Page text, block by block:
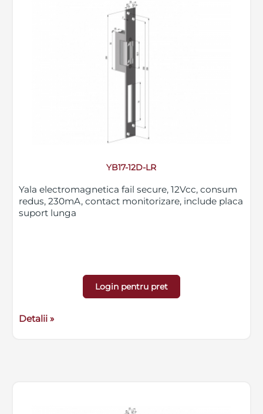
YB17-12D-LR
Yala electromagnetica fail secure, 12Vcc, consum
redus, 230mA, contact monitorizare, include placa
suport lunga
Login pentru pret
Detalii »